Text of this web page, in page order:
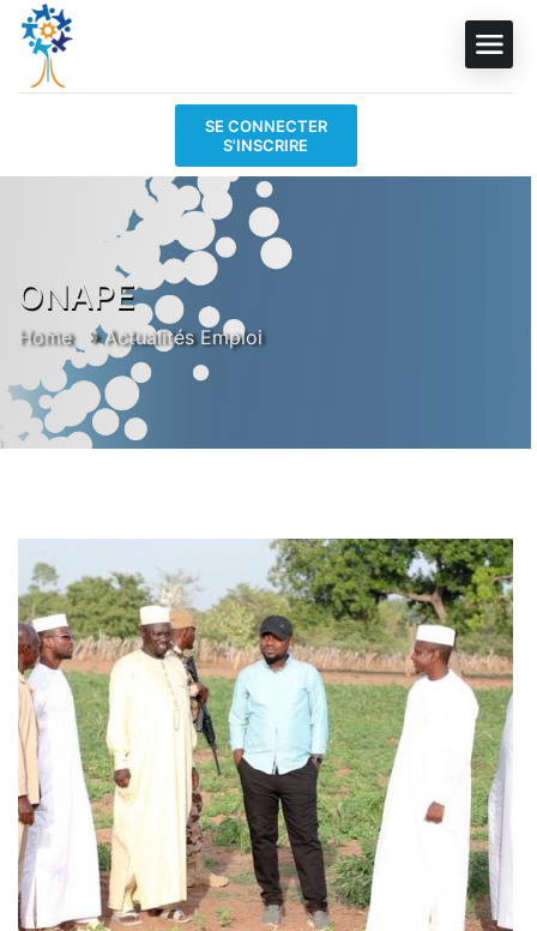
SE CONNECTER
S'INSCRIRE
ONAPE
Home Actualités Emploi